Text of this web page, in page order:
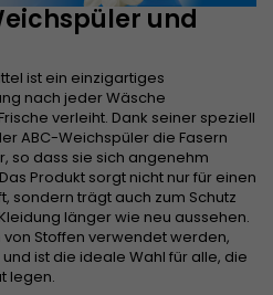
und
ist ein einzigartiges
nach jeder Wäsche
verleiht. Dank seiner speziell
ABC-Weichspüler die Fasern
so dass sie sich angenehm
Produkt sorgt nicht nur für einen
sondern trägt auch zum Schutz
länger wie neu aussehen.
von Stoffen verwendet werden,
ist die ideale Wahl für alle, die
legen.